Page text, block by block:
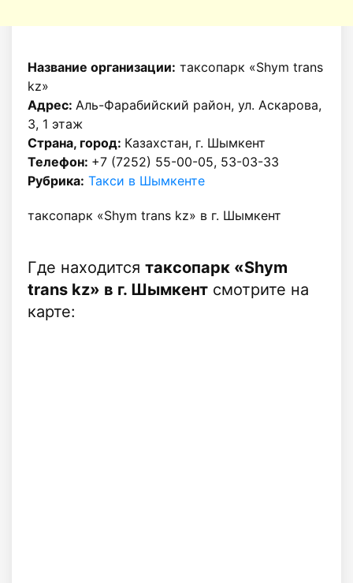
Название организации: таксопарк «Shym trans
kz»
Адрес: Аль-Фарабийский район, ул. Аскарова,
3, 1 этаж
Страна, город: Казахстан, г. Шымкент
Телефон: +7 (7252) 55-00-05, 53-03-33
Рубрика: Такси в Шымкенте
таксопарк «Shym trans kz» в г. Шымкент
Где находится таксопарк «Shym
trans kz» в г. Шымкент смотрите на
карте: